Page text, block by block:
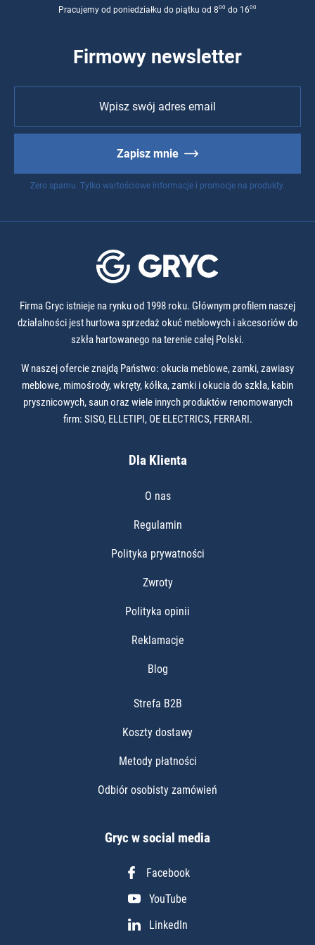
Pracujemy od poniedziałku do piątku od 800 do 1600
Firmowy newsletter
Zapisz mnie
Zero spamu. Tylko wartościowe informacje i promocje na produkty.
Firma Gryc istnieje na rynku od 1998 roku. Głównym profilem naszej
działalności jest hurtowa sprzedaż okuć meblowych i akcesoriów do
szkła hartowanego na terenie całej Polski.
W naszej ofercie znajdą Państwo: okucia meblowe, zamki, zawiasy
meblowe, mimośrody, wkręty, kółka, zamki i okucia do szkła, kabin
prysznicowych, saun oraz wiele innych produktów renomowanych
firm: SISO, ELLETIPI, OE ELECTRICS, FERRARI.
Dla Klienta
O nas
Regulamin
Polityka prywatności
Zwroty
Polityka opinii
Reklamacje
Blog
Strefa B2B
Koszty dostawy
Metody płatności
Odbiór osobisty zamówień
Gryc w social media
Facebook
YouTube
LinkedIn